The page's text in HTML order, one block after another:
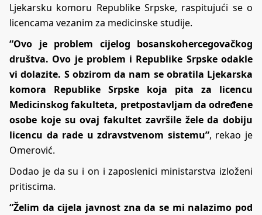
Ljekarsku komoru Republike Srpske, raspitujući se o
licencama vezanim za medicinske studije.
“Ovo je problem cijelog bosanskohercegovačkog
društva. Ovo je problem i Republike Srpske odakle
vi dolazite. S obzirom da nam se obratila Ljekarska
komora Republike Srpske koja pita za licencu
Medicinskog fakulteta, pretpostavljam da određene
osobe koje su ovaj fakultet završile žele da dobiju
licencu da rade u zdravstvenom sistemu”, rekao je
Omerović.
Dodao je da su i on i zaposlenici ministarstva izloženi
pritiscima.
“Želim da cijela javnost zna da se mi nalazimo pod